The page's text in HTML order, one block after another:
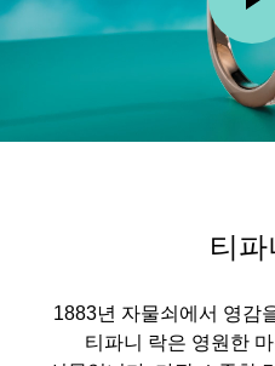
티
1883년 자물쇠에서 영감
티파니 락은 영원한